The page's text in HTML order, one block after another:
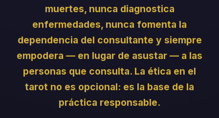
muertes, nunca diagnostica
enfermedades, nunca fomenta la
dependencia del consultante y siempre
empodera — en lugar de asustar — a las
personas que consulta. La ética en el
tarot no es opcional: es la base de la
práctica responsable.